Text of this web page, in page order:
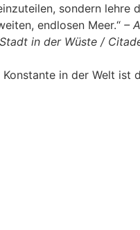
sondern lehre
endlosen Meer.“ –
in der Wüste /
in der Welt ist